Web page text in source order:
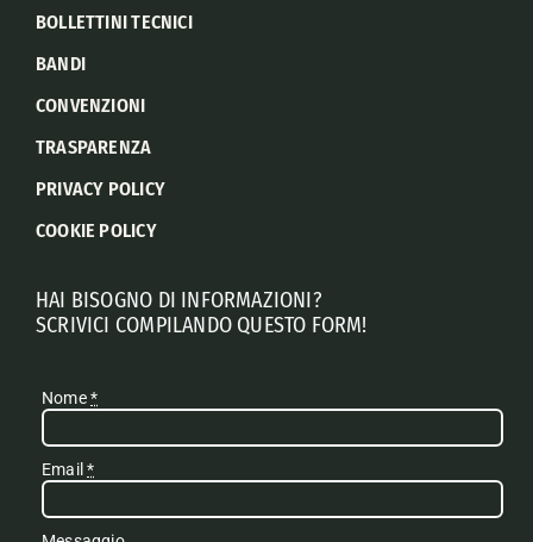
BOLLETTINI TECNICI
BANDI
CONVENZIONI
TRASPARENZA
PRIVACY POLICY
COOKIE POLICY
HAI BISOGNO DI INFORMAZIONI?
SCRIVICI COMPILANDO QUESTO FORM!
Nome*
Email*